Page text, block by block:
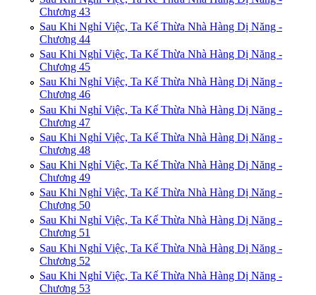
Chương 43
Sau Khi Nghỉ Việc, Ta Kế Thừa Nhà Hàng Dị Năng -
Chương 44
Sau Khi Nghỉ Việc, Ta Kế Thừa Nhà Hàng Dị Năng -
Chương 45
Sau Khi Nghỉ Việc, Ta Kế Thừa Nhà Hàng Dị Năng -
Chương 46
Sau Khi Nghỉ Việc, Ta Kế Thừa Nhà Hàng Dị Năng -
Chương 47
Sau Khi Nghỉ Việc, Ta Kế Thừa Nhà Hàng Dị Năng -
Chương 48
Sau Khi Nghỉ Việc, Ta Kế Thừa Nhà Hàng Dị Năng -
Chương 49
Sau Khi Nghỉ Việc, Ta Kế Thừa Nhà Hàng Dị Năng -
Chương 50
Sau Khi Nghỉ Việc, Ta Kế Thừa Nhà Hàng Dị Năng -
Chương 51
Sau Khi Nghỉ Việc, Ta Kế Thừa Nhà Hàng Dị Năng -
Chương 52
Sau Khi Nghỉ Việc, Ta Kế Thừa Nhà Hàng Dị Năng -
Chương 53